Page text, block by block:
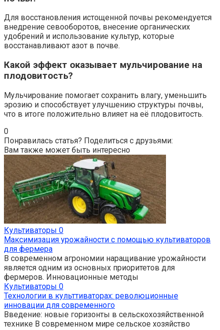
Для восстановления истощенной почвы рекомендуется
внедрение севооборотов, внесение органических
удобрений и использование культур, которые
восстанавливают азот в почве.
Какой эффект оказывает мульчирование на
плодовитость?
Мульчирование помогает сохранить влагу, уменьшить
эрозию и способствует улучшению структуры почвы,
что в итоге положительно влияет на её плодовитость.
0
Понравилась статья? Поделиться с друзьями:
Вам также может быть интересно
Культиваторы 0
Максимизация урожайности с помощью культиваторов
для фермера
В современном агрономии наращивание урожайности
является одним из основных приоритетов для
фермеров. Инновационные методы
Культиваторы 0
Технологии в культтиваторах: революционные
инновации для современного
Введение: новые горизонты в сельскохозяйственной
технике В современном мире сельское хозяйство